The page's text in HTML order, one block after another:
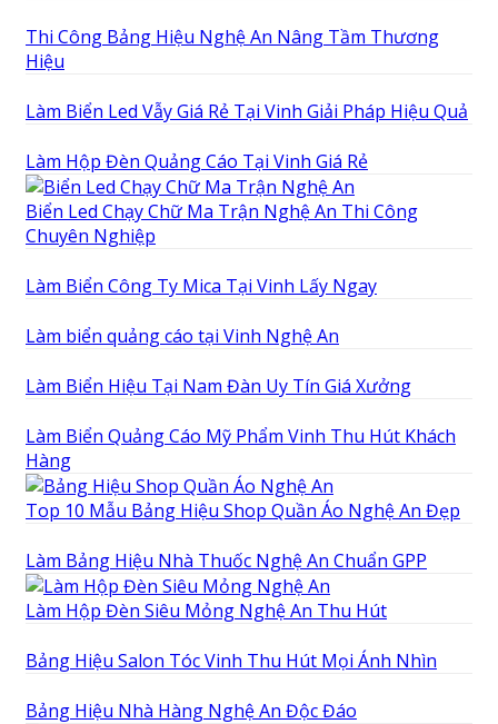
Thi Công Bảng Hiệu Nghệ An Nâng Tầm Thương
Hiệu
Làm Biển Led Vẫy Giá Rẻ Tại Vinh Giải Pháp Hiệu Quả
Làm Hộp Đèn Quảng Cáo Tại Vinh Giá Rẻ
Biển Led Chạy Chữ Ma Trận Nghệ An Thi Công
Chuyên Nghiệp
Làm Biển Công Ty Mica Tại Vinh Lấy Ngay
Làm biển quảng cáo tại Vinh Nghệ An
Làm Biển Hiệu Tại Nam Đàn Uy Tín Giá Xưởng
Làm Biển Quảng Cáo Mỹ Phẩm Vinh Thu Hút Khách
Hàng
Top 10 Mẫu Bảng Hiệu Shop Quần Áo Nghệ An Đẹp
Làm Bảng Hiệu Nhà Thuốc Nghệ An Chuẩn GPP
Làm Hộp Đèn Siêu Mỏng Nghệ An Thu Hút
Bảng Hiệu Salon Tóc Vinh Thu Hút Mọi Ánh Nhìn
Bảng Hiệu Nhà Hàng Nghệ An Độc Đáo